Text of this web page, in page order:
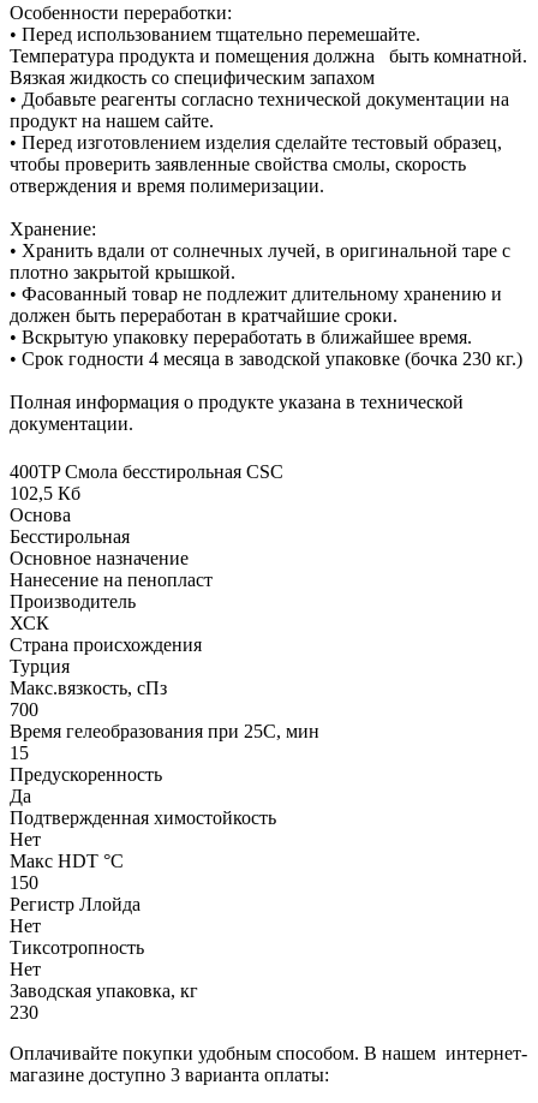
Особенности переработки:
• Перед использованием тщательно перемешайте.
Температура продукта и помещения должна быть комнатной.
Вязкая жидкость со специфическим запахом
• Добавьте реагенты согласно технической документации на
продукт на нашем сайте.
• Перед изготовлением изделия сделайте тестовый образец,
чтобы проверить заявленные свойства смолы, скорость
отверждения и время полимеризации.
Хранение:
• Хранить вдали от солнечных лучей, в оригинальной таре с
плотно закрытой крышкой.
• Фасованный товар не подлежит длительному хранению и
должен быть переработан в кратчайшие сроки.
• Вскрытую упаковку переработать в ближайшее время.
• Срок годности 4 месяца в заводской упаковке (бочка 230 кг.)
Полная информация о продукте указана в технической
документации.
400TP Смола бесстирольная CSC
102,5 Кб
Основа
Бесстирольная
Основное назначение
Нанесение на пенопласт
Производитель
ХСК
Страна происхождения
Турция
Макс.вязкoсть, сПз
700
Время гелеобразования при 25С, мин
15
Предускоренность
Да
Подтвержденная химостойкость
Нет
Макс HDT °С
150
Регистр Ллойда
Нет
Тиксотропность
Нет
Заводская упаковка, кг
230
Оплачивайте покупки удобным способом. В нашем интернет-
магазине доступно 3 варианта оплаты: